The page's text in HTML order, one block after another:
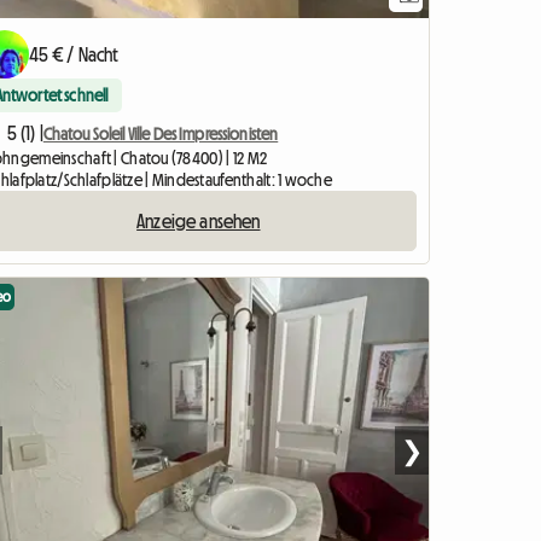
45 € / Nacht
schnell
5 (1) | Chatou Soleil Ville Des Impressionisten
| Chatou (78400) | 12 M2
Schlafplätze | Mindestaufenthalt: 1 woche
Anzeige ansehen
❯